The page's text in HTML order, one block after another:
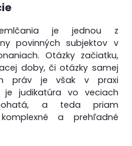
je jednou z
povinných subjektov v
Otázky začiatku,
doby, či otázky samej
práv je však v praxi
judikatúra vo veciach
a teda priam
a prehľadné